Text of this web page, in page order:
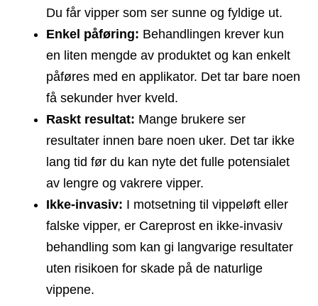
Du får vipper som ser sunne og fyldige ut.
Enkel påføring: Behandlingen krever kun
en liten mengde av produktet og kan enkelt
påføres med en applikator. Det tar bare noen
få sekunder hver kveld.
Raskt resultat: Mange brukere ser
resultater innen bare noen uker. Det tar ikke
lang tid før du kan nyte det fulle potensialet
av lengre og vakrere vipper.
Ikke-invasiv: I motsetning til vippeløft eller
falske vipper, er Careprost en ikke-invasiv
behandling som kan gi langvarige resultater
uten risikoen for skade på de naturlige
vippene.